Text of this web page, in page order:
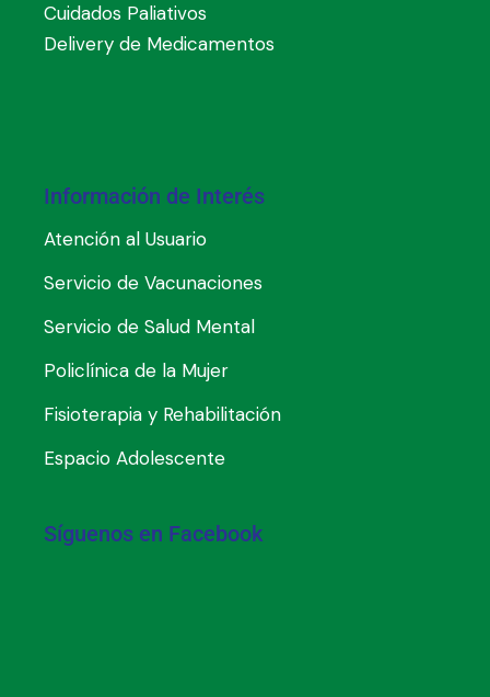
Cuidados Paliativos
Delivery de Medicamentos
Información de Interés
Atención al Usuario
Servicio de Vacunaciones
Servicio de Salud Mental
Policlínica de la Mujer
Fisioterapia y Rehabilitación
Espacio Adolescente
Síguenos en Facebook